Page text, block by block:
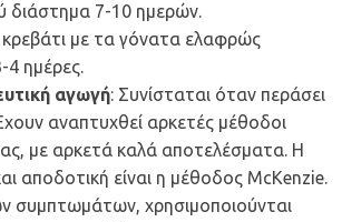
διάστημα 7-10 ημερών.
με τα γόνατα ελαφρώς
4 ημέρες.
αγωγή: Συνίσταται όταν περάσει
αναπτυχθεί αρκετές μέθοδοι
με αρκετά καλά αποτελέσματα. Η
αποδοτική είναι η μέθοδος McKenzie.
συμπτωμάτων, χρησιμοποιούνται